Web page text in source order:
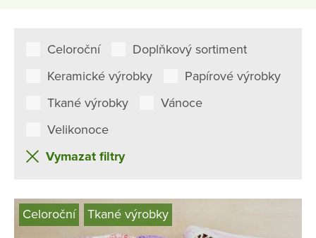
Celoroční
Doplňkový sortiment
Keramické výrobky
Papírové výrobky
Tkané výrobky
Vánoce
Velikonoce
Vymazat filtry
Celoroční Tkané výrobky